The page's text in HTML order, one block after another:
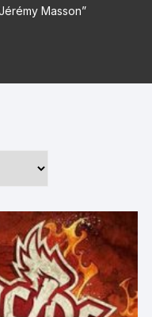
Masson”